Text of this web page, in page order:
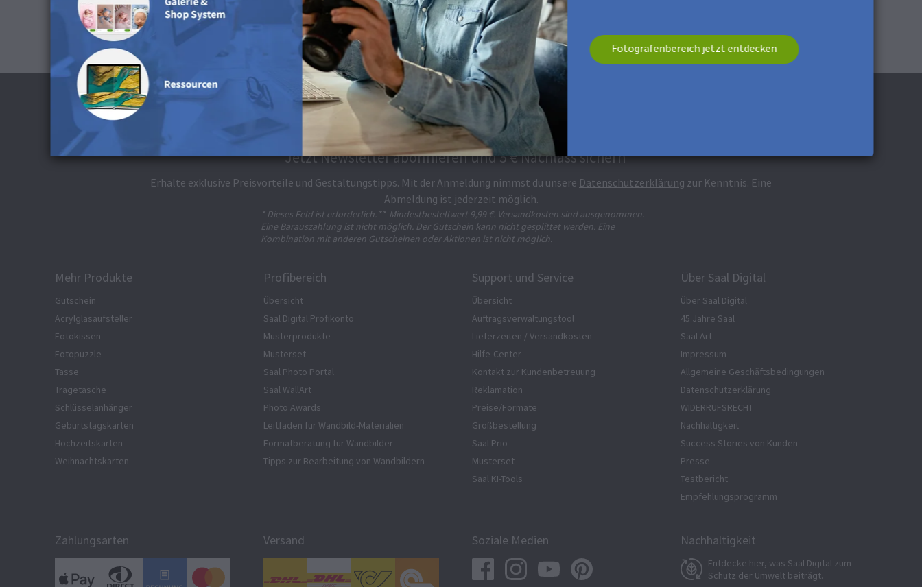
Fotografenbereich jetzt entdecken
Jetzt Newsletter abonnieren und 5 € Nachlass sichern**
Erhalte exklusive Preisvorteile und Gestaltungstipps. Mit der Anmeldung nimmst du unsere Datenschutzerklärung zur Kenntnis. Eine
Abmeldung ist jederzeit möglich.
* Dieses Feld ist erforderlich. ** Mindestbestellwert 9,99 €. Versandkosten sind ausgenommen.
Eine Barauszahlung ist nicht möglich. Der Gutschein kann nicht gesplittet werden. Eine
Kombination mit anderen Gutscheinen oder Aktionen ist nicht möglich.
Mehr Produkte
Gutschein
Acrylglasaufsteller
Fotokissen
Fotopuzzle
Tasse
Tragetasche
Schlüsselanhänger
Geburtstagskarten
Hochzeitskarten
Weihnachtskarten
Profibereich
Übersicht
Saal Digital Profikonto
Musterprodukte
Musterset
Saal Photo Portal
Saal WallArt
Photo Awards
Leitfaden für Wandbild-Materialien
Formatberatung für Wandbilder
Tipps zur Bearbeitung von Wandbildern
Support und Service
Übersicht
Auftragsverwaltungstool
Lieferzeiten / Versandkosten
Hilfe-Center
Kontakt zur Kundenbetreuung
Reklamation
Preise/Formate
Großbestellung
Saal Prio
Musterset
Saal KI-Tools
Über Saal Digital
Über Saal Digital
45 Jahre Saal
Saal Art
Impressum
Allgemeine Geschäftsbedingungen
Datenschutzerklärung
WIDERRUFSRECHT
Nachhaltigkeit
Success Stories von Kunden
Presse
Testbericht
Empfehlungsprogramm
Zahlungsarten Versand Soziale Medien Nachhaltigkeit
Entdecke hier, was Saal Digital zum
Schutz der Umwelt beiträgt.